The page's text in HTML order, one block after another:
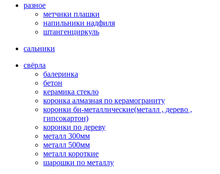
разное
метчики плашки
напильники надфиля
штангенциркуль
сальники
свёрла
балеринка
бетон
керамика стекло
коронка алмазная по керамограниту
коронки би-металлические(металл , дерево ,
гипсокартон)
коронки по дереву
металл 300мм
металл 500мм
металл короткие
шарошки по металлу